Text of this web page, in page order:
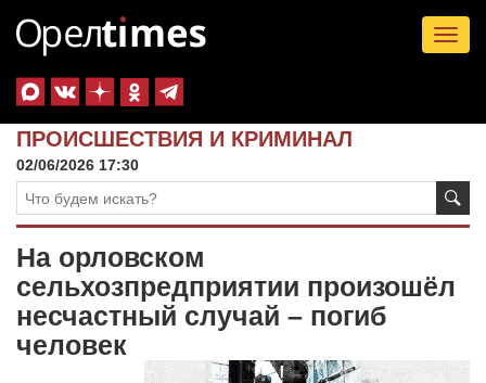
ПРОИСШЕСТВИЯ И КРИМИНАЛ
02/06/2026 17:30
На орловском
сельхозпредприятии произошёл
несчастный случай – погиб
человек